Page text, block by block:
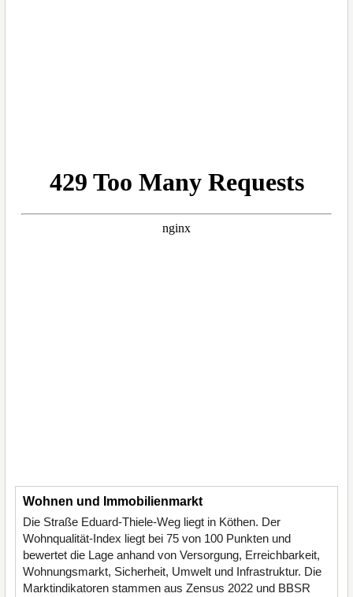
Wohnen und Immobilienmarkt
Die Straße Eduard-Thiele-Weg liegt in Köthen. Der
Wohnqualität-Index liegt bei 75 von 100 Punkten und
bewertet die Lage anhand von Versorgung, Erreichbarkeit,
Wohnungsmarkt, Sicherheit, Umwelt und Infrastruktur. Die
Marktindikatoren stammen aus Zensus 2022 und BBSR